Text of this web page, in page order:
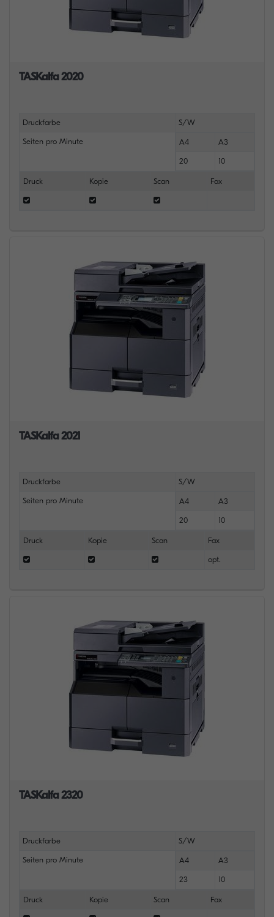
TASKalfa 2020
Druckfarbe S/W
Seiten pro Minute A4 A3
20 10
Druck Kopie Scan Fax
TASKalfa 2021
Druckfarbe S/W
Seiten pro Minute A4 A3
20 10
Druck Kopie Scan Fax
opt.
TASKalfa 2320
Druckfarbe S/W
Seiten pro Minute A4 A3
23 10
Druck Kopie Scan Fax